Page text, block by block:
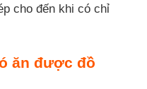
cho đến khi có chỉ
ăn được đồ